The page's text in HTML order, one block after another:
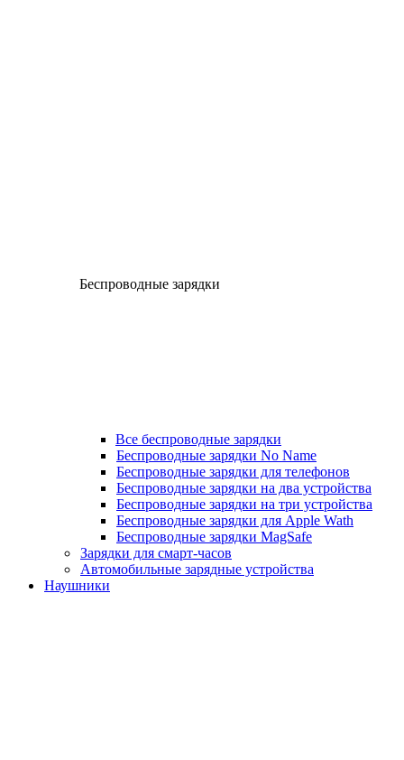
Беспроводные зарядки
Все беспроводные зарядки
Беспроводные зарядки No Name
Беспроводные зарядки для телефонов
Беспроводные зарядки на два устройства
Беспроводные зарядки на три устройства
Беспроводные зарядки для Apple Wath
Беспроводные зарядки MagSafe
Зарядки для смарт-часов
Автомобильные зарядные устройства
Наушники